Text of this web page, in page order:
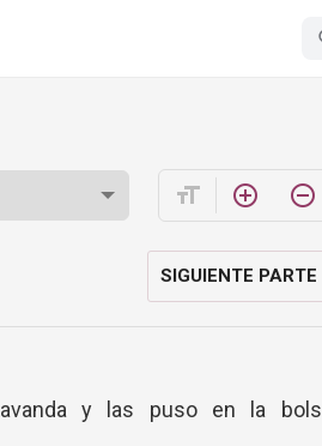
format_size add_circle_outline remove_circle_outline
SIGUIENTE PARTE
y las puso en la